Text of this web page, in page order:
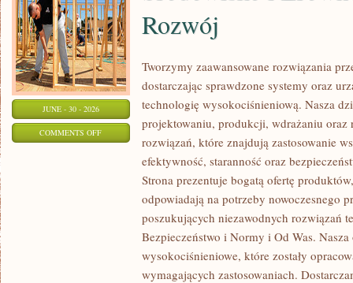
JUNE - 30 - 2026
COMMENTS OFFON
Rozwój
Tworzymy zaawansowane rozwiązania
dostarczając sprawdzone systemy oraz
technologię wysokociśnieniową. Nasza
projektowaniu, produkcji, wdrażaniu oraz
rozwiązań, które znajdują zastosowanie
efektywność, staranność oraz
Strona prezentuje bogatą ofertę
odpowiadają na potrzeby nowoczesnego
poszukujących niezawodnych rozwiązań
Bezpieczeństwo i Normy i Od Was.
wysokociśnieniowe, które zostały
wymagających zastosowaniach.